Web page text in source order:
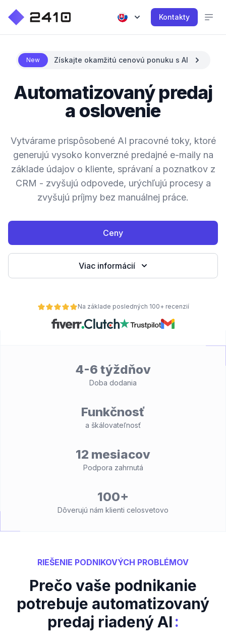
Kontakty
New Získajte okamžitú cenovú ponuku s AI
Automatizovaný predaj
a oslovenie
Vytvárame prispôsobené AI pracovné toky, ktoré
generujú vysoko konverzné predajné e-maily na
základe údajov o kliente, správaní a poznatkov z
CRM - zvyšujú odpovede, urýchľujú procesy a
zvyšujú príjmy bez manuálnej práce.
Ceny
Viac informácií
Na základe posledných 100+ recenzií
4-6 týždňov
Doba dodania
Funkčnosť
a škálovateľnosť
12 mesiacov
Podpora zahrnutá
100+
Dôverujú nám klienti celosvetovo
RIEŠENIE PODNIKOVÝCH PROBLÉMOV
Prečo vaše podnikanie
potrebuje automatizovaný
predaj riadený AI: